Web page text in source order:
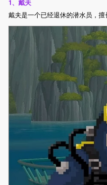
1、戴夫
戴夫是一个已经退休的潜水员，擅